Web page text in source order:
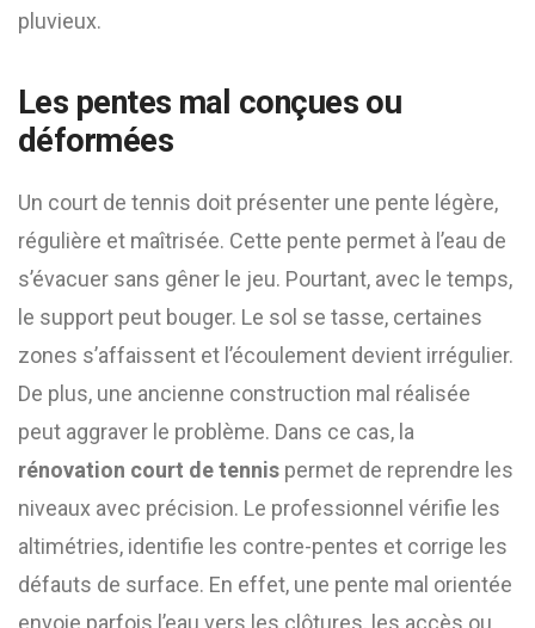
pluvieux.
Les pentes mal conçues ou
déformées
Un court de tennis doit présenter une pente légère,
régulière et maîtrisée. Cette pente permet à l’eau de
s’évacuer sans gêner le jeu. Pourtant, avec le temps,
le support peut bouger. Le sol se tasse, certaines
zones s’affaissent et l’écoulement devient irrégulier.
De plus, une ancienne construction mal réalisée
peut aggraver le problème. Dans ce cas, la
rénovation court de tennis permet de reprendre les
niveaux avec précision. Le professionnel vérifie les
altimétries, identifie les contre-pentes et corrige les
défauts de surface. En effet, une pente mal orientée
envoie parfois l’eau vers les clôtures, les accès ou